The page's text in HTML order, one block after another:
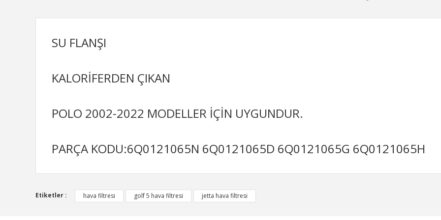
SU FLANŞI
KALORİFERDEN ÇIKAN
POLO 2002-2022 MODELLER İÇİN UYGUNDUR.
PARÇA KODU:6Q0121065N 6Q0121065D 6Q0121065G 6Q0121065H
Bu ürünün fiyat bilgisi, resim, ürün açıklamalarında ve diğer konularda yetersiz gördüğünüz noktaları öneri formunu kullanarak
Görüş ve önerileriniz için teşekkür ederiz.
Etiketler : hava filtresi golf 5 hava filtresi jetta hava filtresi